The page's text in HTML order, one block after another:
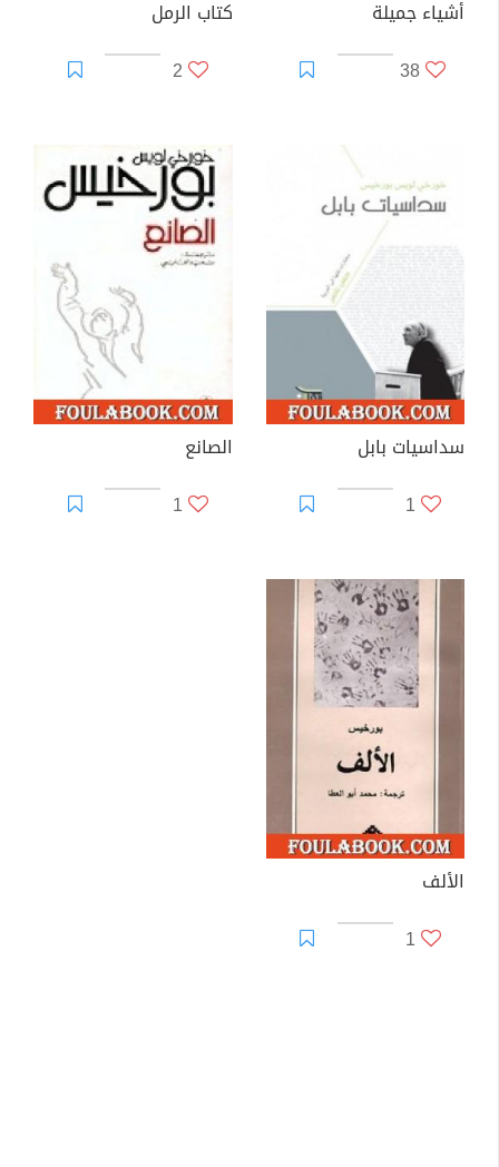
أشياء جميلة
38
كتاب الرمل
2
سداسيات بابل
1
الصانع
1
الألف
1